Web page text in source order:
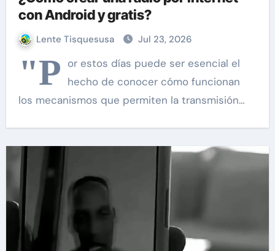
con Android y gratis?
Lente Tisquesusa Jul 23, 2026
"P or estos días puede ser esencial el
hecho de conocer cómo funcionan
los mecanismos que permiten la transmisión…